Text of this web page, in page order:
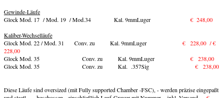
Gewinde-Läufe
Glock Mod. 17 / Mod. 19 / Mod.34 Kal. 9mmLuger € 248,00
Kaliber-Wechselläufe
Glock Mod. 22 / Mod. 31 Conv. zu Kal. 9mmLuger € 228,00 / €
228,00
Glock Mod. 35 Conv. zu Kal. 9mmLuger € 238,00
Glock Mod. 35 Conv. zu Kal. .357Sig € 238,00
Diese Läufe sind oversized (mit Fully supported Chamber -FSC), - werden präzise eingepaßt